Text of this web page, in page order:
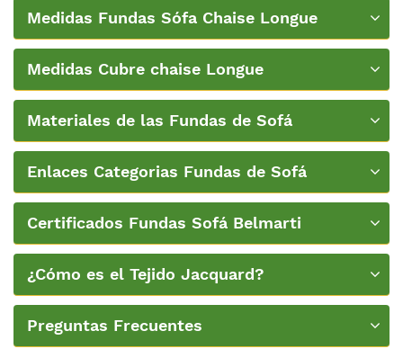
Medidas Fundas Sófa Chaise Longue
Medidas Cubre chaise Longue
Materiales de las Fundas de Sofá
Enlaces Categorias Fundas de Sofá
Certificados Fundas Sofá Belmarti
¿Cómo es el Tejido Jacquard?
Preguntas Frecuentes